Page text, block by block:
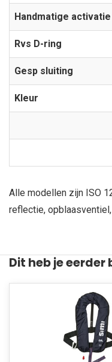
Handmatige activatie
Rvs D-ring
Gesp sluiting
Kleur
Alle modellen zijn ISO
reflectie,
Dit heb je eerder